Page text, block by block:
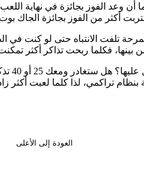
كما أن وعد الفوز بجائزة في
أكثر من الفوز بجائزة الجاك
تلفت الانتباه حتى لو
بينها، فكلما ربحت تذاكر أكثر
بنظام تراكمي، لذا كلما لعبت
العودة إلى الأعلى